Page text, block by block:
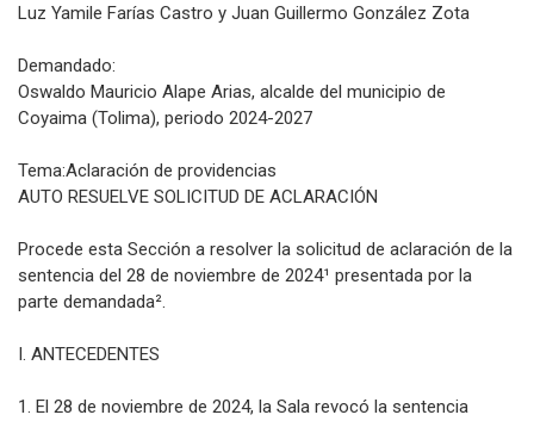
Luz Yamile Farías Castro y Juan Guillermo González Zota
Demandado:
Oswaldo Mauricio Alape Arias, alcalde del municipio de
Coyaima (Tolima), periodo 2024-2027
Tema:Aclaración de providencias
AUTO RESUELVE SOLICITUD DE ACLARACIÓN
Procede esta Sección a resolver la solicitud de aclaración de la
sentencia del 28 de noviembre de 2024¹ presentada por la
parte demandada².
I. ANTECEDENTES
1. El 28 de noviembre de 2024, la Sala revocó la sentencia